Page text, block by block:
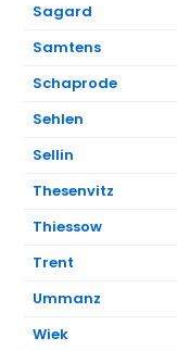
Sagard
Samtens
Schaprode
Sehlen
Sellin
Thesenvitz
Thiessow
Trent
Ummanz
Wiek